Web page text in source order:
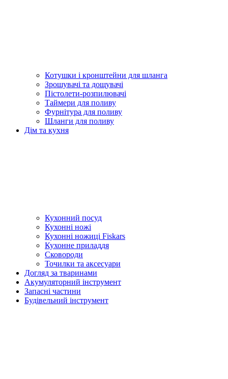
Котушки і кронштейни для шланга
Зрошувачі та дощувачі
Пістолети-розпилювачі
Таймери для поливу
Фурнітура для поливу
Шланги для поливу
Дім та кухня
Кухонний посуд
Кухонні ножі
Кухонні ножиці Fiskars
Кухонне приладдя
Сковороди
Точилки та аксесуари
Догляд за тваринами
Акумуляторний інструмент
Запасні частини
Будівельний інструмент